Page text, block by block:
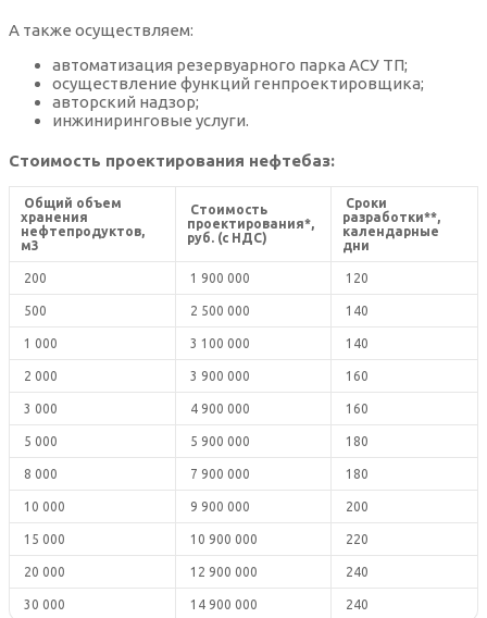
А также осуществляем:
автоматизация резервуарного парка АСУ ТП;
осуществление функций генпроектировщика;
авторский надзор;
инжиниринговые услуги.
Стоимость проектирования нефтебаз:
Общий объем
хранения
нефтепродуктов,
м3
Стоимость
проектирования*,
руб. (с НДС)
Сроки
разработки**,
календарные
дни
200 1 900 000 120
500 2 500 000 140
1 000 3 100 000 140
2 000 3 900 000 160
3 000 4 900 000 160
5 000 5 900 000 180
8 000 7 900 000 180
10 000 9 900 000 200
15 000 10 900 000 220
20 000 12 900 000 240
30 000 14 900 000 240